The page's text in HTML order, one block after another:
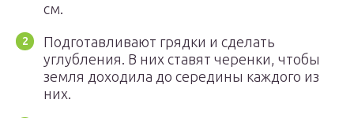
см.
Подготавливают грядки и сделать
углубления. В них ставят черенки, чтобы
земля доходила до середины каждого из
них.